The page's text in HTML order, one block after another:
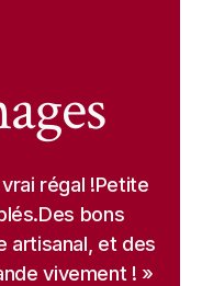
régal !Petite
bons
artisanal, et des
vivement ! »